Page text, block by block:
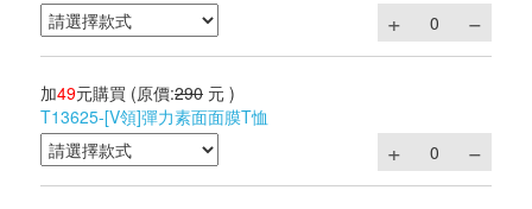
加49元購買 (原價:290 元 )
T13625-[V領]彈力素面面膜T恤